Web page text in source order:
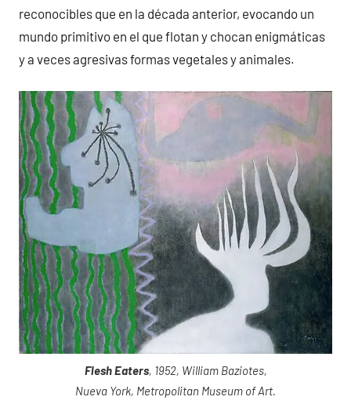
reconocibles que en la década anterior, evocando un
mundo primitivo en el que flotan y chocan enigmáticas
y a veces agresivas formas vegetales y animales.
Flesh Eaters, 1952, William Baziotes,
Nueva York, Metropolitan Museum of Art.